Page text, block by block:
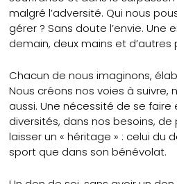
malgré l’adversité. Qui nous
gérer ? Sans doute l’envie. Une
demain, deux mains et
Chacun de nous imaginons,
Nous créons nos voies à suivre,
aussi. Une nécessité de se
diversités, dans nos besoins,
laisser un « héritage » : celui du
sport que dans son bénévolat.